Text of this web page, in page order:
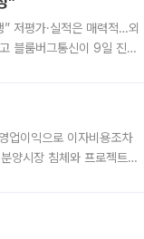
저평가·실적은 매력적…외
블룸버그통신이 9일 진단
업이익으로 이자비용조차
양시장 침체와 프로젝트파